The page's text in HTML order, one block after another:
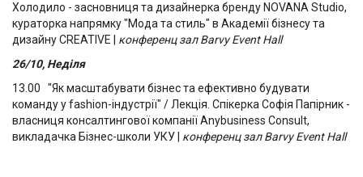
Холодило - засновниця та дизайнерка бренду NOVANA Studio,
кураторка напрямку "Мода та стиль" в Академії бізнесу та
дизайну CREATIVE | конференц зал Barvy Event Hall
26/10, Неділя
13.00 "Як масштабувати бізнес та ефективно будувати
команду у fashion-індустрії" / Лекція. Спікерка Софія Папірник -
власниця консалтингової компанії Anybusiness Consult,
викладачка Бізнес-школи УКУ | конференц зал Barvy Event Hall